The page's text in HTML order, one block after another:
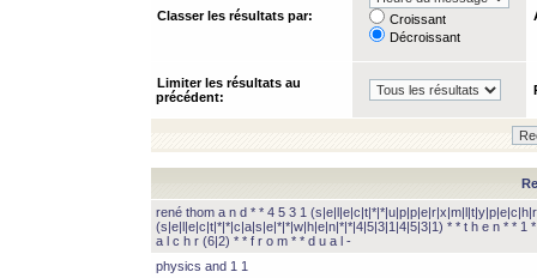
Classer les résultats par:
Croissant
Décroissant
Limiter les résultats au
précédent:
rené thom a n d * * 4 5 3 1
(s|e|l|e|c|t|*|*|c|a|s|e|*|*|w|h|e|n|*|*|4|5|3|1|4|5|3|1) * * t h e n * * 1
a l c h r (6|2) * * f r o m * * d u a l -
physics and 1 1